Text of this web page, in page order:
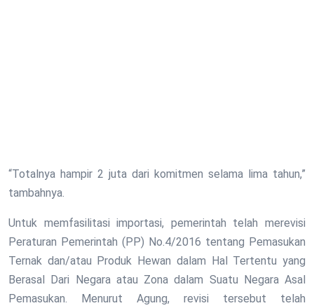
“Totalnya hampir 2 juta dari komitmen selama lima tahun,”
tambahnya.
Untuk memfasilitasi importasi, pemerintah telah merevisi
Peraturan Pemerintah (PP) No.4/2016 tentang Pemasukan
Ternak dan/atau Produk Hewan dalam Hal Tertentu yang
Berasal Dari Negara atau Zona dalam Suatu Negara Asal
Pemasukan. Menurut Agung, revisi tersebut telah